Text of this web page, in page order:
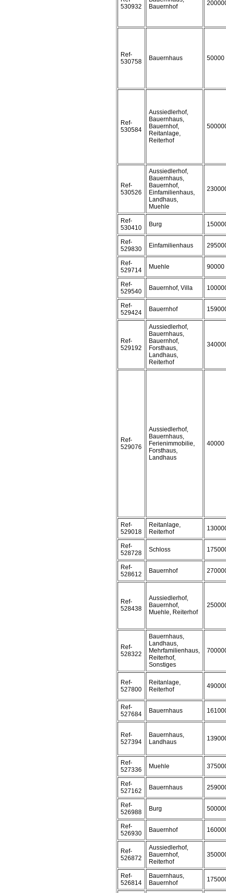
530932
Bauernhof
Ref-
530758
Bauernhaus 50000
Ref-
530584
Aussiedlerhof,
Bauernhaus,
Bauernhof,
Reitanlage,
Reiterhof
Ref-
530526
Aussiedlerhof,
Bauernhaus,
Bauernhof,
Einfamilienhaus,
Landhaus,
Muehle
Ref-
530410
Burg
Ref-
529830
Einfamilienhaus
Ref-
529714
Muehle 90000
Ref-
529540
Bauernhof, Villa
Ref-
529424
Bauernhof
Ref-
529192
Aussiedlerhof,
Bauernhaus,
Bauernhof,
Forsthaus,
Landhaus,
Reiterhof
Ref-
529076
Aussiedlerhof,
Bauernhaus,
Ferienimmobilie,
Forsthaus,
Landhaus
40000
Ref-
529018
Reitanlage,
Reiterhof
Ref-
528728
Schloss
Ref-
528612
Bauernhof
Ref-
528438
Aussiedlerhof,
Bauernhof,
Muehle, Reiterhof
Ref-
528322
Bauernhaus,
Landhaus,
Mehrfamilienhaus,
Reiterhof,
Sonstiges
Ref-
527800
Reitanlage,
Reiterhof
Ref-
527684
Bauernhaus
Ref-
527394
Bauernhaus,
Landhaus
Ref-
527336
Muehle
Ref-
527162
Bauernhaus
Ref-
526988
Burg
Ref-
526930
Bauernhof
Ref-
526872
Aussiedlerhof,
Bauernhof,
Reiterhof
Ref-
526814
Bauernhaus,
Bauernhof